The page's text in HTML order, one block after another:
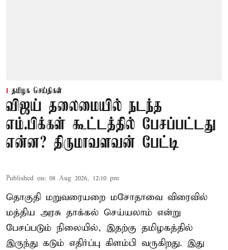
தமிழக செய்திகள்
விஜய் தலைமையில் நடந்த
எம்.பிக்கள் கூட்டத்தில் பேசப்பட்டது
என்ன? திருமாவளவன் பேட்டி
Published on: 08 Aug 2026, 12:10 pm
தொகுதி மறுவரையறை மசோதாவை விரைவில்
மத்திய அரசு தாக்கல் செய்யலாம் என்று
பேசப்படும் நிலையில், இதற்கு தமிழகத்தில்
இருந்து கடும் எதிர்ப்பு கிளம்பி வருகிறது. இது